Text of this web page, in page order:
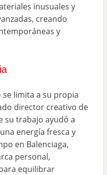
inusuales y
creando
y
se limita a su propia
director creativo de
su trabajo ayudó a
energía fresca y
en Balenciaga,
personal,
equilibrar